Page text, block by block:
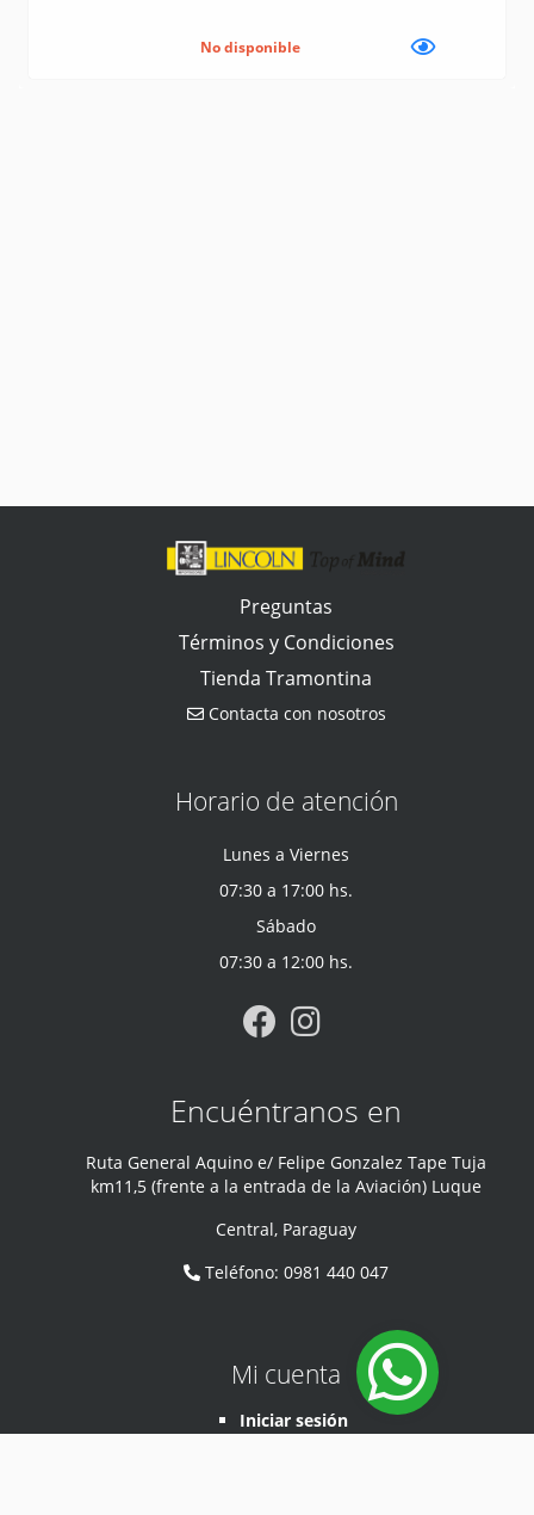
No disponible
Preguntas
Términos y Condiciones
Tienda Tramontina
Contacta con nosotros
Horario de atención
Lunes a Viernes
07:30 a 17:00 hs.
Sábado
07:30 a 12:00 hs.
Encuéntranos en
Ruta General Aquino e/ Felipe Gonzalez Tape Tuja
km11,5 (frente a la entrada de la Aviación) Luque
Central, Paraguay
Teléfono:0981 440 047
Mi cuenta
Iniciar sesión